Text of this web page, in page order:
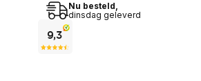
Nu besteld,
dinsdag geleverd